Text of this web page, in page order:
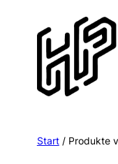
Inhalt
springen
Start/ Produkte